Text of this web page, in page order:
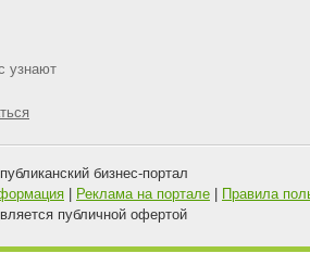
узнают
бизнес-портал
Реклама на портале
Правила
публичной офертой